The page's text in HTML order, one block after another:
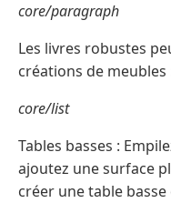
core/paragraph
Les livres robustes
créations de meubles
core/list
Tables basses :
ajoutez une surface
créer une table